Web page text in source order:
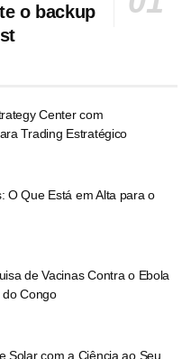
o backup
Center com
Trading Estratégico
O Que Está em Alta para o
de Vacinas Contra o Ebola
Congo
Solar com a Ciência ao Seu